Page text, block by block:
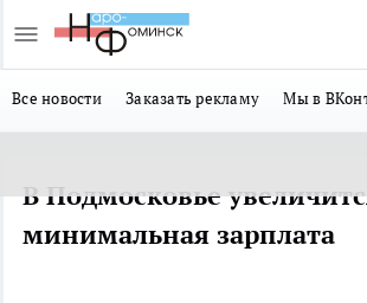
Все новости Заказать рекламу Мы в
В Подмосковье
минимальная зарплата